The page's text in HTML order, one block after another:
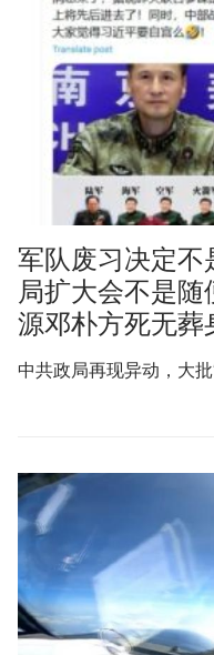
军队废习决定不
局扩大会不是
源邓朴方死无葬
中共政局再现异动，大